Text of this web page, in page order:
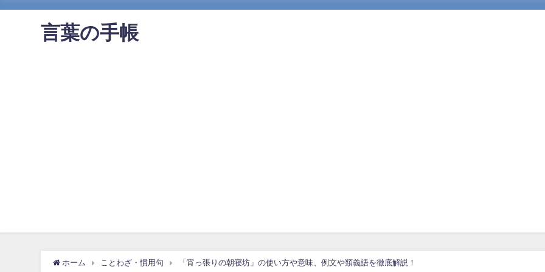
言葉の手帳
ホーム ことわざ・慣用句 「宵っ張りの朝寝坊」の使い方や意味、例文や類義語を徹底解説！